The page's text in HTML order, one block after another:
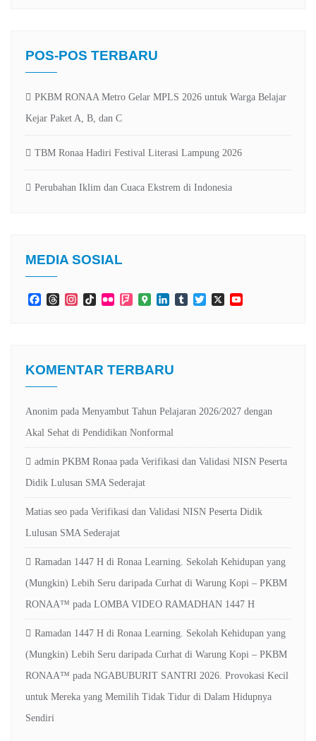
POS-POS TERBARU
PKBM RONAA Metro Gelar MPLS 2026 untuk Warga Belajar
Kejar Paket A, B, dan C
TBM Ronaa Hadiri Festival Literasi Lampung 2026
Perubahan Iklim dan Cuaca Ekstrem di Indonesia
MEDIA SOSIAL
FacebookThreadsInstagramTikTokFlickr Foursquare
GoogleLinkedInTumblrTwitter
X
KOMENTAR TERBARU
Anonim pada Menyambut Tahun Pelajaran 2026/2027 dengan
Akal Sehat di Pendidikan Nonformal
admin PKBM Ronaa pada Verifikasi dan Validasi NISN Peserta
Didik Lulusan SMA Sederajat
Matias seo pada Verifikasi dan Validasi NISN Peserta Didik
Lulusan SMA Sederajat
Ramadan 1447 H di Ronaa Learning. Sekolah Kehidupan yang
(Mungkin) Lebih Seru daripada Curhat di Warung Kopi – PKBM
RONAA™ pada LOMBA VIDEO RAMADHAN 1447 H
Ramadan 1447 H di Ronaa Learning. Sekolah Kehidupan yang
(Mungkin) Lebih Seru daripada Curhat di Warung Kopi – PKBM
RONAA™ pada NGABUBURIT SANTRI 2026. Provokasi Kecil
untuk Mereka yang Memilih Tidak Tidur di Dalam Hidupnya
Sendiri